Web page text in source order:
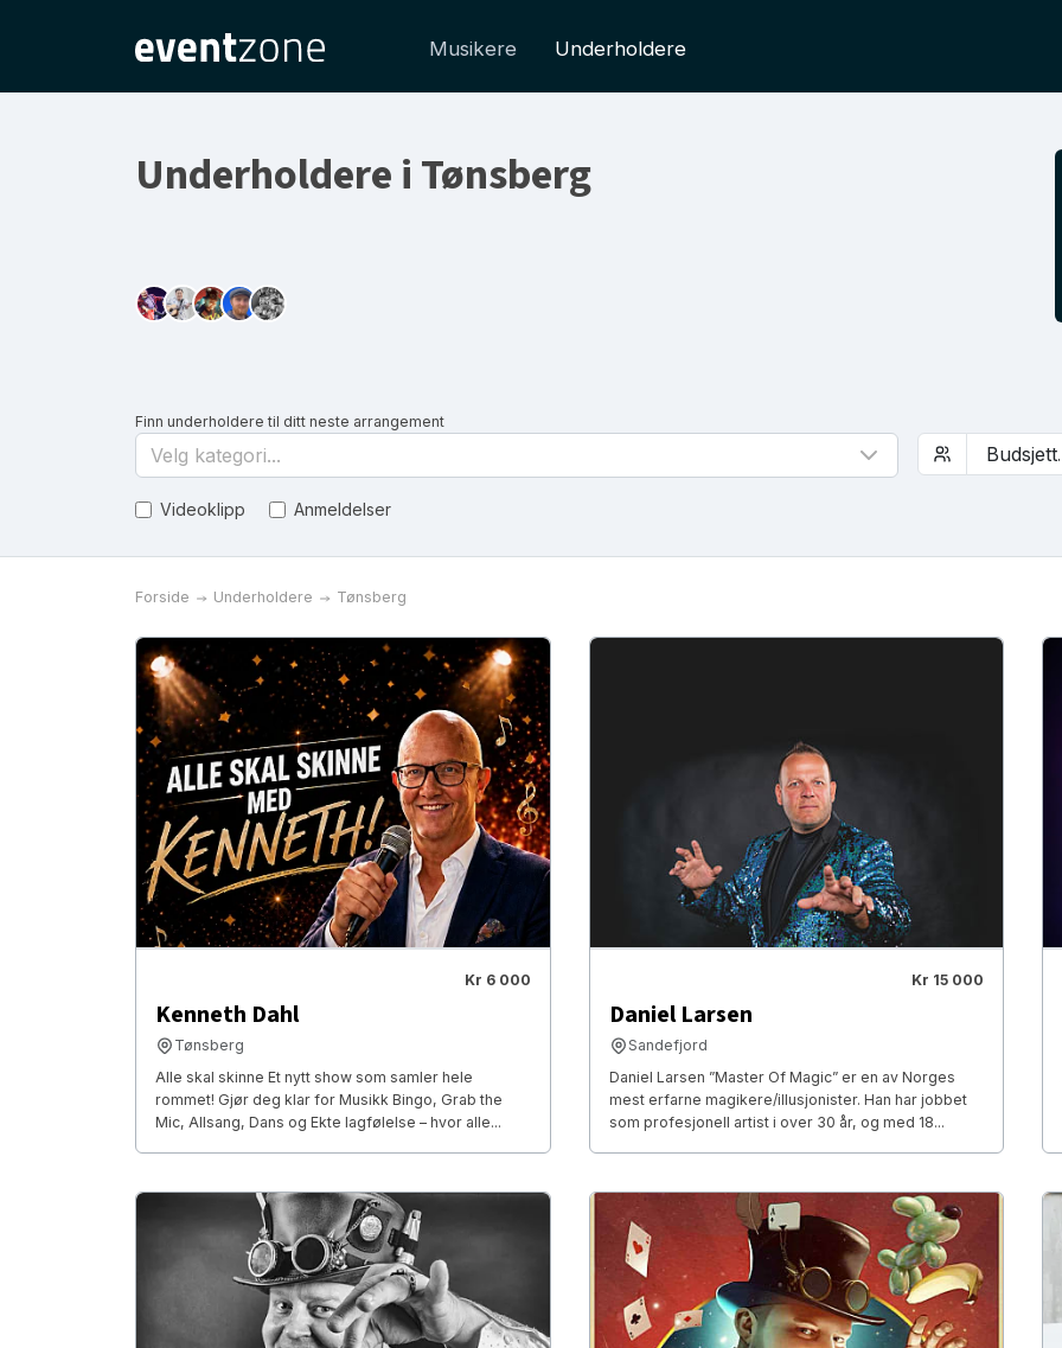
Musikere Underholdere
Underholdere i Tønsberg
Finn underholdere til ditt neste arrangement
Velg kategori...
Videoklipp Anmeldelser
Forside Underholdere Tønsberg
Kr 6 000
Kenneth Dahl
Tønsberg
Alle skal skinne Et nytt show som samler hele
rommet! Gjør deg klar for Musikk Bingo, Grab the
Mic, Allsang, Dans og Ekte lagfølelse – hvor alle...
Kr 15 000
Daniel Larsen
Sandefjord
Daniel Larsen ”Master Of Magic” er en av Norges
mest erfarne magikere/illusjonister. Han har jobbet
som profesjonell artist i over 30 år, og med 18...